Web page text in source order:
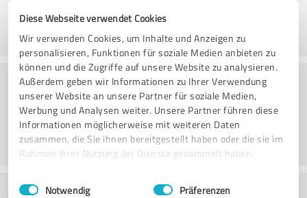
Diese Webseite verwendet Cookies
Wir verwenden Cookies, um Inhalte und Anzeigen zu
personalisieren, Funktionen für soziale Medien anbieten zu
können und die Zugriffe auf unsere Website zu analysieren.
Außerdem geben wir Informationen zu Ihrer Verwendung
unserer Website an unsere Partner für soziale Medien,
Werbung und Analysen weiter. Unsere Partner führen diese
Informationen möglicherweise mit weiteren Daten
zusammen, die Sie ihnen bereitgestellt haben oder die sie im
Rahmen Ihrer Nutzung der Dienste gesammelt haben.
Impressum Datenschutzbestimmungen
Einwilligungsauswahl
Notwendig Präferenzen
Beratung
Kundenservice